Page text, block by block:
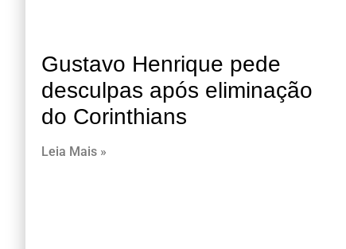
Gustavo Henrique pede
desculpas após eliminação
do Corinthians
Leia Mais »